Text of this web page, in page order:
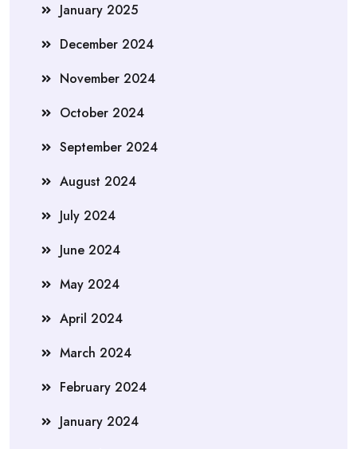
January 2025
December 2024
November 2024
October 2024
September 2024
August 2024
July 2024
June 2024
May 2024
April 2024
March 2024
February 2024
January 2024